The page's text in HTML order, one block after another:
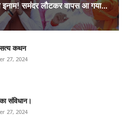
इनाम! समंदर लौटकर वापस आ गया...
सत्य कथन
27, 2024
संविधान।
27, 2024